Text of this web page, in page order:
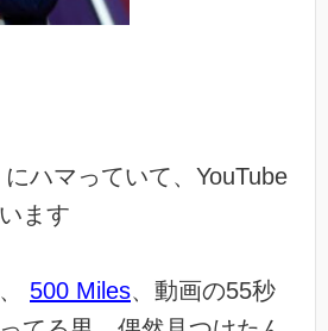
にハマっていて、YouTube
ます
500 Miles、動画の55秒